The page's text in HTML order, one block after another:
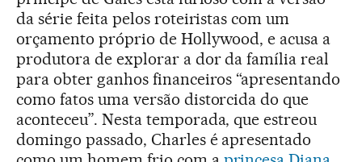
da série feita pelos roteiristas com um
orçamento próprio de Hollywood, e acusa a
produtora de explorar a dor da família real
para obter ganhos financeiros “apresentando
como fatos uma versão distorcida do que
aconteceu”. Nesta temporada, que estreou
domingo passado, Charles é apresentado